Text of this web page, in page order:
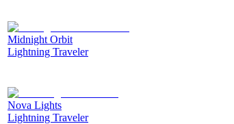
Midnight Orbit
Lightning Traveler
Nova Lights
Lightning Traveler